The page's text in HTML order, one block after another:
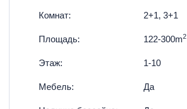
Комнат: 2+1, 3+1
Площадь: 122-300m2
Этаж: 1-10
Мебель: Да